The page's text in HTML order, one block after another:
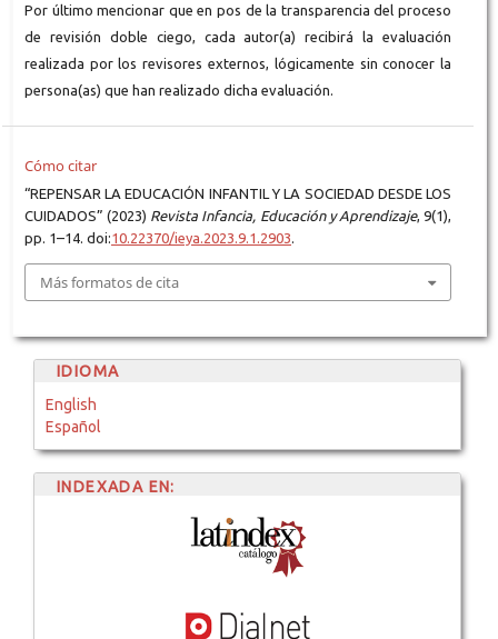
Por último mencionar que en pos de la transparencia del proceso
de revisión doble ciego, cada autor(a) recibirá la evaluación
realizada por los revisores externos, lógicamente sin conocer la
persona(as) que han realizado dicha evaluación.
Cómo citar
“REPENSAR LA EDUCACIÓN INFANTIL Y LA SOCIEDAD DESDE LOS
CUIDADOS” (2023) Revista Infancia, Educación y Aprendizaje, 9(1),
pp. 1–14. doi:10.22370/ieya.2023.9.1.2903
Más formatos de cita
IDIOMA
English
Español
INDEXADA EN: